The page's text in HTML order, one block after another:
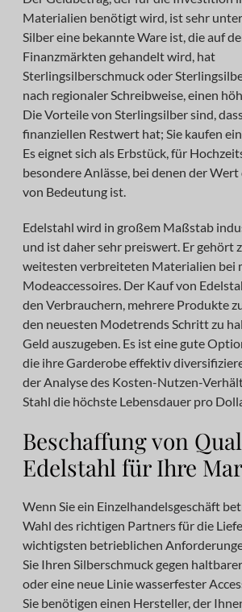
Materialien benötigt wird, ist sehr
Silber eine bekannte Ware ist, die auf
Finanzmärkten gehandelt wird, hat
Sterlingsilberschmuck oder
nach regionaler Schreibweise, einen
Die Vorteile von Sterlingsilber sind,
finanziellen Restwert hat; Sie kaufen
Es eignet sich als Erbstück, für
besondere Anlässe, bei denen der
von Bedeutung ist.
Edelstahl wird in großem Maßstab
und ist daher sehr preiswert. Er gehört
weitesten verbreiteten Materialien bei
Modeaccessoires. Der Kauf von
den Verbrauchern, mehrere Produkte
den neuesten Modetrends Schritt zu
Geld auszugeben. Es ist eine gute
die ihre Garderobe effektiv
der Analyse des Kosten-Nutzen-
Stahl die höchste Lebensdauer pro
Beschaffung von
Edelstahl für Ihre
Wenn Sie ein Einzelhandelsgeschäft
Wahl des richtigen Partners für die
wichtigsten betrieblichen
Sie Ihren Silberschmuck gegen
oder eine neue Linie wasserfester
Sie benötigen einen Hersteller, der